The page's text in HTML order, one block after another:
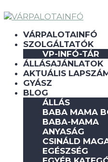
VÁRPALOTAINFÓ
SZOLGÁLTATÓK
VP-INFÓ-TÁR
ÁLLÁSAJÁNLATOK
AKTUÁLIS
GYÁSZ
BLOG
ÁLLÁS
BABA MAMA
BABA-MAMA
ANYASÁG
CSINÁLD
EGÉSZSÉG